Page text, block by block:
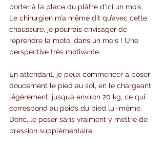
porter à la place du plâtre d’ici un mois.
Le chirurgien m’a même dit qu’avec cette
chaussure, je pourrais envisager de
reprendre la moto, dans un mois ! Une
perspective très motivante.
En attendant, je peux commencer à poser
doucement le pied au sol, en le chargeant
légèrement, jusqu’à environ 20 kg, ce qui
correspond au poids du pied lui-même.
Donc, le poser sans vraiment y mettre de
pression supplémentaire.